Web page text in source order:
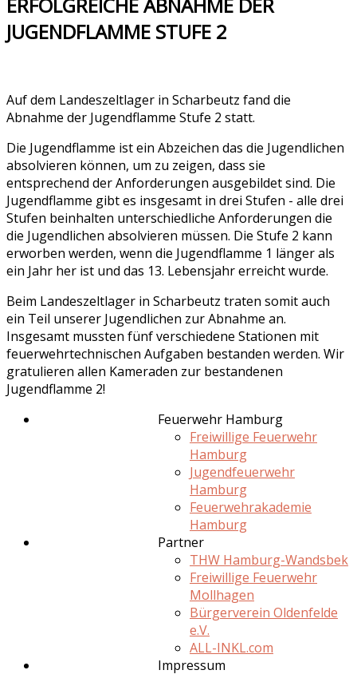
JUGENDFLAMME STUFE 2
Auf dem Landeszeltlager in Scharbeutz fand die
Abnahme der Jugendflamme Stufe 2 statt.
Die Jugendflamme ist ein Abzeichen das die Jugendlichen
absolvieren können, um zu zeigen, dass sie
entsprechend der Anforderungen ausgebildet sind. Die
Jugendflamme gibt es insgesamt in drei Stufen - alle drei
Stufen beinhalten unterschiedliche Anforderungen die
die Jugendlichen absolvieren müssen. Die Stufe 2 kann
erworben werden, wenn die Jugendflamme 1 länger als
ein Jahr her ist und das 13. Lebensjahr erreicht wurde.
Beim Landeszeltlager in Scharbeutz traten somit auch
ein Teil unserer Jugendlichen zur Abnahme an.
Insgesamt mussten fünf verschiedene Stationen mit
feuerwehrtechnischen Aufgaben bestanden werden. Wir
gratulieren allen Kameraden zur bestandenen
Jugendflamme 2!
Feuerwehr Hamburg
Freiwillige Feuerwehr
Hamburg
Jugendfeuerwehr
Hamburg
Feuerwehrakademie
Hamburg
Partner
THW Hamburg-Wandsbek
Freiwillige Feuerwehr
Mollhagen
Bürgerverein Oldenfelde
e.V.
ALL-INKL.com
Impressum